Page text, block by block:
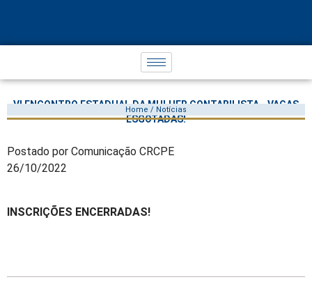
VI ENCONTRO ESTADUAL DA MULHER CONTABILISTA - VAGAS
ESGOTADAS!
Home / Notícias
Postado por Comunicação CRCPE
26/10/2022
INSCRIÇÕES ENCERRADAS!